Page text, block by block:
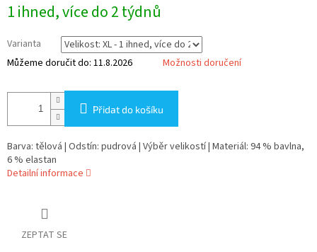
cena:
1 ihned, více do 2 týdnů
Varianta
Můžeme doručit do: 11.8.2026 Možnosti doručení
Přidat do košíku
Barva: tělová | Odstín: pudrová | Výběr velikostí | Materiál: 94 % bavlna,
6 % elastan
Detailní informace
ZEPTAT SE